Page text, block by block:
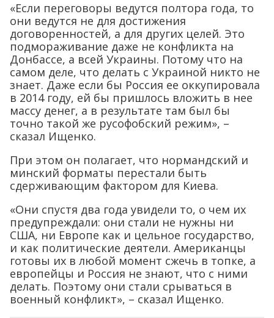
«Если переговоры ведутся полтора года, то
они ведутся не для достижения
договоренностей, а для других целей. Это
подмораживание даже не конфликта на
Донбассе, а всей Украины. Потому что на
самом деле, что делать с Украиной никто не
знает. Даже если бы Россия ее оккупировала
в 2014 году, ей бы пришлось вложить в нее
массу денег, а в результате там был бы
точно такой же русофобский режим», –
сказал Ищенко.
При этом он полагает, что нормандский и
минский форматы перестали быть
сдерживающим фактором для Киева.
«Они спустя два года увидели то, о чем их
предупреждали: они стали не нужны ни
США, ни Европе как и цельное государство,
и как политические деятели. Американцы
готовы их в любой момент сжечь в топке, а
европейцы и Россия не знают, что с ними
делать. Поэтому они стали срываться в
военный конфликт», – сказал Ищенко.